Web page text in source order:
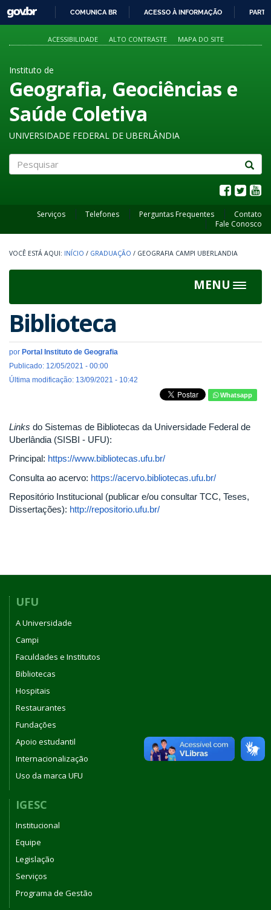
PARA
O
GOVBR
COMUNICA BR ACESSO À INFORMAÇÃO
ACESSIBILIDADE ALTO CONTRASTE MAPA DO SITE
Instituto de
Geografia, Geociências e
Saúde Coletiva
UNIVERSIDADE FEDERAL DE UBERLÂNDIA
Serviços Telefones Perguntas Frequentes
Contato
Fale Conosco
INÍCIO / GRADUAÇÃO / GEOGRAFIA CAMPI UBERLANDIA
MENU
Toggle
Biblioteca
por Portal Instituto de Geografia
Publicado: 12/05/2021 - 00:00
Última modificação: 13/09/2021 - 10:42
Whatsapp
Links do Sistemas de Bibliotecas da Universidade Federal de
Uberlândia (SISBI - UFU):
Principal: https://www.bibliotecas.ufu.br/
Consulta ao acervo: https://acervo.bibliotecas.ufu.br/
Repositório Institucional (publicar e/ou consultar TCC, Teses,
Dissertações): http://repositorio.ufu.br/
UFU
A Universidade
Campi
Faculdades e Institutos
Bibliotecas
Hospitais
Restaurantes
Fundações
Apoio estudantil
Internacionalização
Uso da marca UFU
IGESC
Institucional
Equipe
Legislação
Serviços
Programa de Gestão